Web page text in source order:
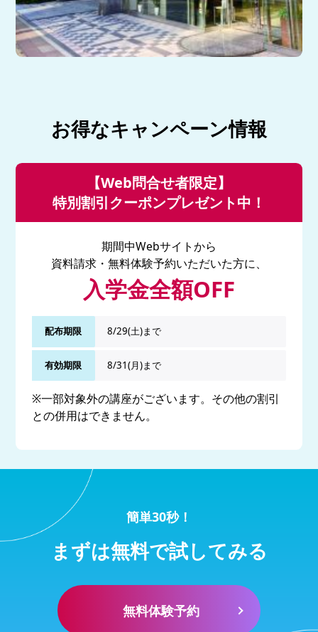
お得なキャンペーン情報
【Web問合せ者限定】
特別割引クーポンプレゼント中！
期間中Webサイトから
資料請求・無料体験予約いただいた方に、
入学金全額OFF
配布期限 8/29(土)まで
有効期限 8/31(月)まで
※一部対象外の講座がございます。その他の割引
との併用はできません。
簡単30秒！
まずは無料で試してみる
無料体験予約